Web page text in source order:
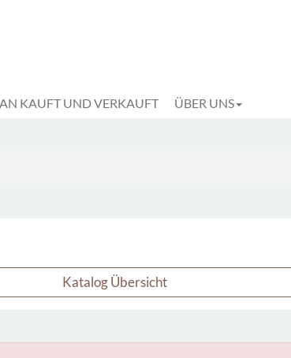
KAUFT UND VERKAUFT ÜBER UNS
Katalog Übersicht